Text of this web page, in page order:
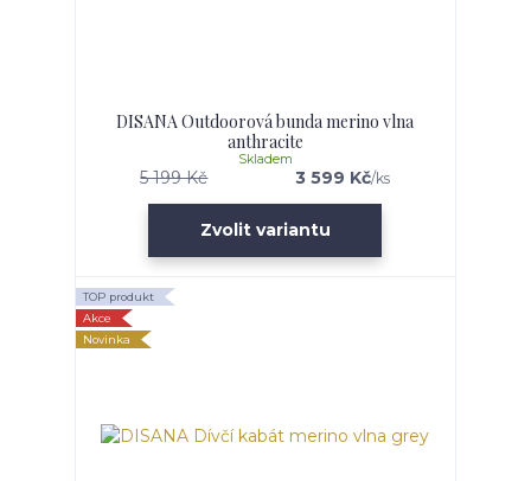
DISANA Outdoorová bunda merino vlna
anthracite
5 199 Kč 3 599 Kč/ks
Skladem
Zvolit variantu
TOP produkt
Akce
Novinka